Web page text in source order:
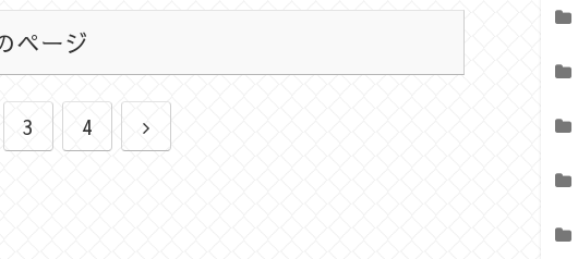
ページ
3 4
次